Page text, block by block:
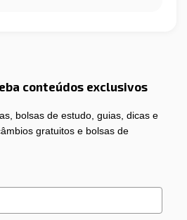
conteúdos exclusivos
bolsas de estudo, guias, dicas e
gratuitos e bolsas de